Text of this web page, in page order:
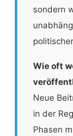
sondern
Wie oft
Neue
in der
Phasen